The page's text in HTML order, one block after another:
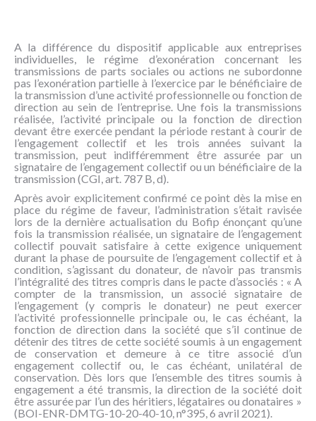
A la différence du dispositif applicable aux entreprises
individuelles, le régime d’exonération concernant les
transmissions de parts sociales ou actions ne subordonne
pas l’exonération partielle à l’exercice par le bénéficiaire de
la transmission d’une activité professionnelle ou fonction de
direction au sein de l’entreprise. Une fois la transmissions
réalisée, l’activité principale ou la fonction de direction
devant être exercée pendant la période restant à courir de
l’engagement collectif et les trois années suivant la
transmission, peut indifféremment être assurée par un
signataire de l’engagement collectif ou un bénéficiaire de la
transmission (CGI, art. 787 B, d).
Après avoir explicitement confirmé ce point dès la mise en
place du régime de faveur, l’administration s’était ravisée
lors de la dernière actualisation du Bofip énonçant qu’une
fois la transmission réalisée, un signataire de l’engagement
collectif pouvait satisfaire à cette exigence uniquement
durant la phase de poursuite de l’engagement collectif et à
condition, s’agissant du donateur, de n’avoir pas transmis
l’intégralité des titres compris dans le pacte d’associés : « A
compter de la transmission, un associé signataire de
l’engagement (y compris le donateur) ne peut exercer
l’activité professionnelle principale ou, le cas échéant, la
fonction de direction dans la société que s’il continue de
détenir des titres de cette société soumis à un engagement
de conservation et demeure à ce titre associé d’un
engagement collectif ou, le cas échéant, unilatéral de
conservation. Dès lors que l’ensemble des titres soumis à
engagement a été transmis, la direction de la société doit
être assurée par l’un des héritiers, légataires ou donataires »
(BOI-ENR-DMTG-10-20-40-10, n°395, 6 avril 2021).